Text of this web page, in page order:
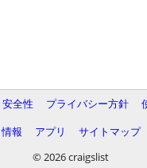
安全性 プライバシー方針
情報
アプリ
サイトマップ
© 2026 craigslist